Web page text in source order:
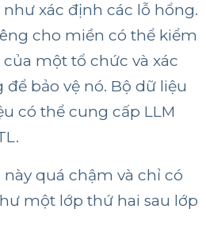
xác định các lỗ hổng.
cho miền có thể kiểm
một tổ chức và xác
bảo vệ nó. Bộ dữ liệu
có thể cung cấp LLM
này quá chậm và chỉ có
một lớp thứ hai sau lớp